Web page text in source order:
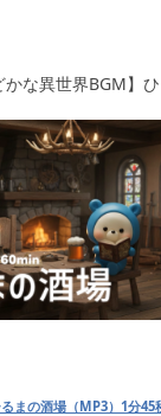
な異世界BGM】
まの酒場（MP3）1分45